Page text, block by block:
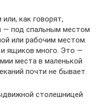
как говорят,
— под спальным местом
или рабочим местом.
ящиков много. Это —
места в маленькой
почти не бывает.
столешницей